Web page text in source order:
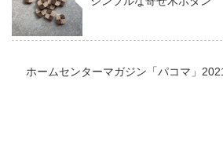
ホームセンターマガジン「パコマ」